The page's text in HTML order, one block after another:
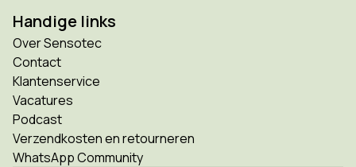
Handige links
Over Sensotec
Contact
Klantenservice
Vacatures
Podcast
Verzendkosten en retourneren
WhatsApp Community